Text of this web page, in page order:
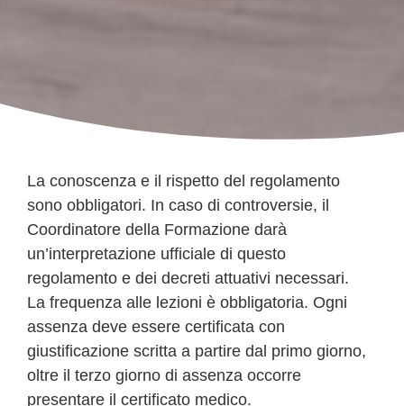
La conoscenza e il rispetto del regolamento
sono obbligatori. In caso di controversie, il
Coordinatore della Formazione darà
un’interpretazione ufficiale di questo
regolamento e dei decreti attuativi necessari.
La frequenza alle lezioni è obbligatoria. Ogni
assenza deve essere certificata con
giustificazione scritta a partire dal primo giorno,
oltre il terzo giorno di assenza occorre
presentare il certificato medico.